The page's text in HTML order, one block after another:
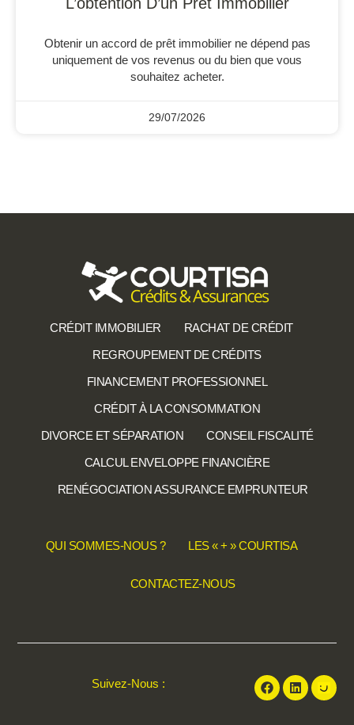
Obtenir un accord de prêt immobilier ne dépend pas
uniquement de vos revenus ou du bien que vous
souhaitez acheter.
29/07/2026
CRÉDIT IMMOBILIER
RACHAT DE CRÉDIT
REGROUPEMENT DE CRÉDITS
FINANCEMENT PROFESSIONNEL
CRÉDIT À LA CONSOMMATION
DIVORCE ET SÉPARATION
CONSEIL FISCALITÉ
CALCUL ENVELOPPE FINANCIÈRE
RENÉGOCIATION ASSURANCE EMPRUNTEUR
QUI SOMMES-NOUS ? LES « + » COURTISA
CONTACTEZ-NOUS
Suivez-Nous :